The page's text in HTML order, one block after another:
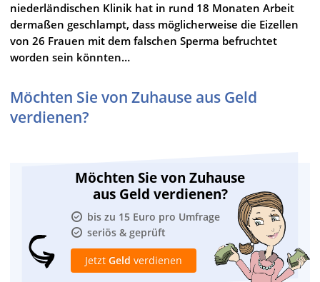
niederländischen Klinik hat in rund 18 Monaten Arbeit
dermaßen geschlampt, dass möglicherweise die Eizellen
von 26 Frauen mit dem falschen Sperma befruchtet
worden sein könnten…
Möchten Sie von Zuhause aus Geld
verdienen?
Möchten Sie von Zuhause
aus Geld verdienen?
bis zu 15 Euro pro Umfrage
seriös & geprüft
Jetzt Geld verdienen